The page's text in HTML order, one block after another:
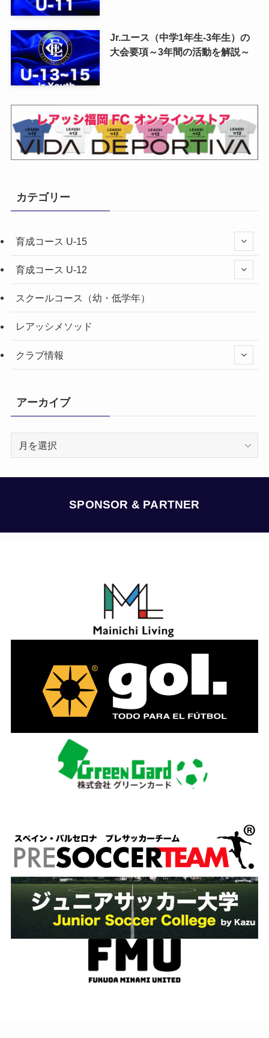
Jr.ユース（中学1年生-3年生）の
大会要項～3年間の活動を解説～
カテゴリー
育成コース U-15
育成コース U-12
スクールコース（幼・低学年）
レアッシメソッド
クラブ情報
アーカイブ
SPONSOR & PARTNER